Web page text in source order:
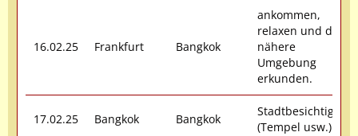
16.02.25 Frankfurt Bangkok
ankommen,
relaxen und die
nähere
Umgebung
erkunden.
17.02.25 Bangkok Bangkok
Stadtbesichtigung
(Tempel usw.)